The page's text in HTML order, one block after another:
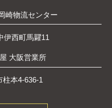
崎物流センター
伊西町馬糶11
大阪営業所
柱本4-636-1